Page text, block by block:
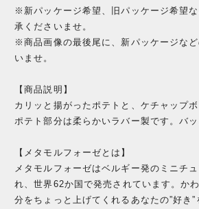
※新パッケージ希望、旧パッケージ希望
承くださいませ。
※商品画像の最後尾に、新パッケージな
いませ。
【商品説明】
カリッと揚がったポテトと、ケチャップボ
ポテト部分は柔らかいラバー製です。バ
【メタモルフォーゼとは】
メタモルフォーゼはベルギー発のミニチ
れ、世界62か国で発売されています。か
分をちょっと上げてくれるあなたの”好き